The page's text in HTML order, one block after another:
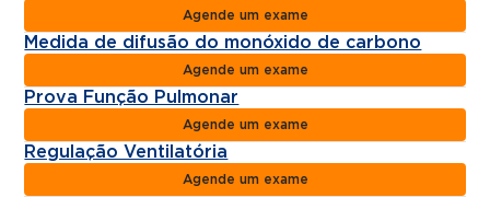
Agende um exame
Medida de difusão do monóxido de carbono
Agende um exame
Prova Função Pulmonar
Agende um exame
Regulação Ventilatória
Agende um exame